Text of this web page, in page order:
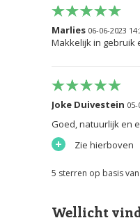
Marlies 06-06-2023
Makkelijk in gebruik
Joke Duivestein 05-
Goed, natuurlijk en
+ Zie hierboven
5 sterren op basis van
Wellicht